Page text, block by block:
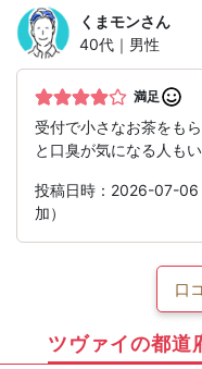
くまモンさん
40代｜男性
満足
受付で小さなお茶をも
と口臭が気になる人もい
投稿日時：2026-07-06
加）
口
ツヴァイの都道